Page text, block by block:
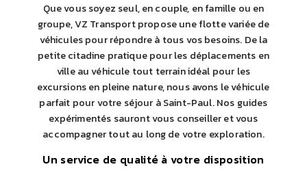
Que vous soyez seul, en couple, en famille ou en
groupe, VZ Transport propose une flotte variée de
véhicules pour répondre à tous vos besoins. De la
petite citadine pratique pour les déplacements en
ville au véhicule tout terrain idéal pour les
excursions en pleine nature, nous avons le véhicule
parfait pour votre séjour à Saint-Paul. Nos guides
expérimentés sauront vous conseiller et vous
accompagner tout au long de votre exploration.
Un service de qualité à votre disposition